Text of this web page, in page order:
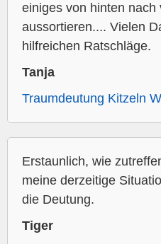
einiges von hinten nach
aussortieren.... Vielen
hilfreichen Ratschläge.
Tanja
Traumdeutung Kitzeln
Erstaunlich, wie
meine derzeitige
die Deutung.
Tiger